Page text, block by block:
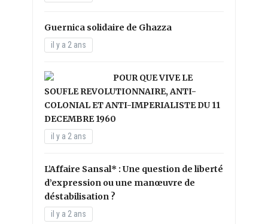
Guernica solidaire de Ghazza
il y a 2 ans
POUR QUE VIVE LE
SOUFLE REVOLUTIONNAIRE, ANTI-
COLONIAL ET ANTI-IMPERIALISTE DU 11
DECEMBRE 1960
il y a 2 ans
L’Affaire Sansal* : Une question de liberté
d’expression ou une manœuvre de
déstabilisation ?
il y a 2 ans